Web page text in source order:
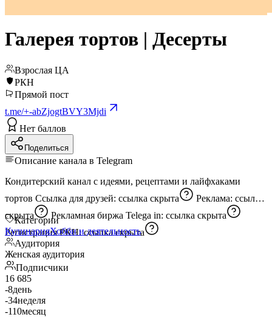
Галерея тортов | Десерты
Взрослая ЦА
РКН
Прямой пост
t.me/+-abZjogtBVY3Mjdi
Нет баллов
Поделиться
Описание канала в Telegram
Кондитерский канал с идеями, рецептами и лайфхаками
тортов Ссылка для друзей: ссылка скрыта Реклама: ссылка
скрыта
Рекламная биржа Telega in: ссылка скрыта
Регистрация РКН:ссылка скрыта
Категории
КулинарияХобби и деятельность
Аудитория
Женская аудитория
Подписчики
16 685
-8день
-34неделя
-110месяц